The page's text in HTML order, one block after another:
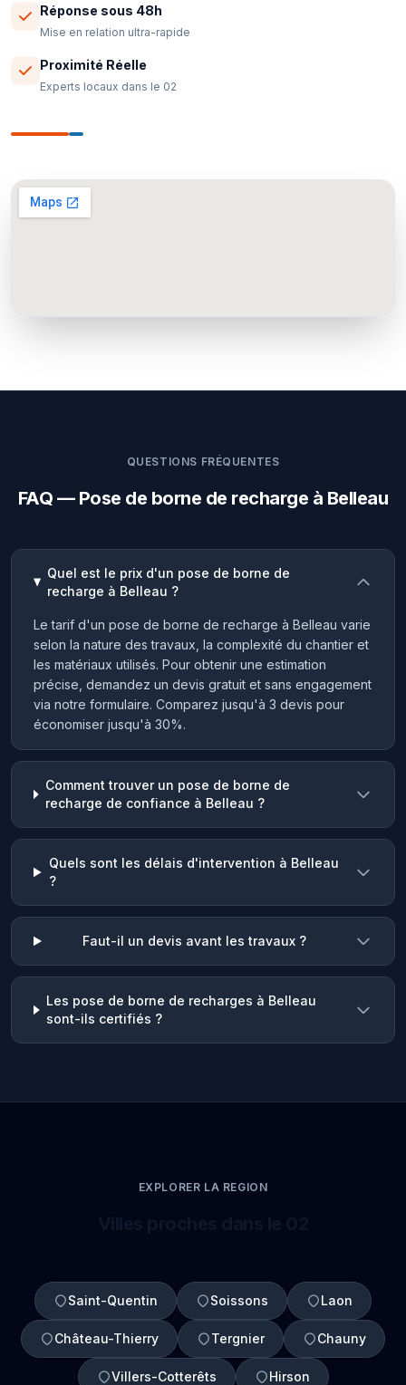
Réponse sous 48h
Mise en relation ultra-rapide
Proximité Réelle
Experts locaux dans le 02
QUESTIONS FRÉQUENTES
FAQ — Pose de borne de recharge à Belleau
Quel est le prix d'un pose de borne de
recharge à Belleau ?
Le tarif d'un pose de borne de recharge à Belleau varie
selon la nature des travaux, la complexité du chantier et
les matériaux utilisés. Pour obtenir une estimation
précise, demandez un devis gratuit et sans engagement
via notre formulaire. Comparez jusqu'à 3 devis pour
économiser jusqu'à 30%.
Comment trouver un pose de borne de
recharge de confiance à Belleau ?
Quels sont les délais d'intervention à Belleau
?
Faut-il un devis avant les travaux ?
Les pose de borne de recharges à Belleau
sont-ils certifiés ?
EXPLORER LA REGION
Saint-Quentin Soissons Laon
Château-Thierry Tergnier Chauny
Villers-Cotterêts Hirson